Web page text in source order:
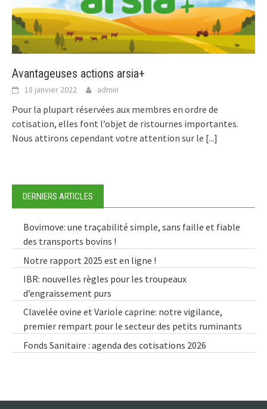
Avantageuses actions arsia+
18 janvier 2022 admin
Pour la plupart réservées aux membres en ordre de
cotisation, elles font l’objet de ristournes importantes.
Nous attirons cependant votre attention sur le [...]
DERNIERS ARTICLES
Bovimove: une traçabilité simple, sans faille et fiable
des transports bovins !
Notre rapport 2025 est en ligne !
IBR: nouvelles règles pour les troupeaux
d’engraissement purs
Clavelée ovine et Variole caprine: notre vigilance,
premier rempart pour le secteur des petits ruminants
Fonds Sanitaire : agenda des cotisations 2026